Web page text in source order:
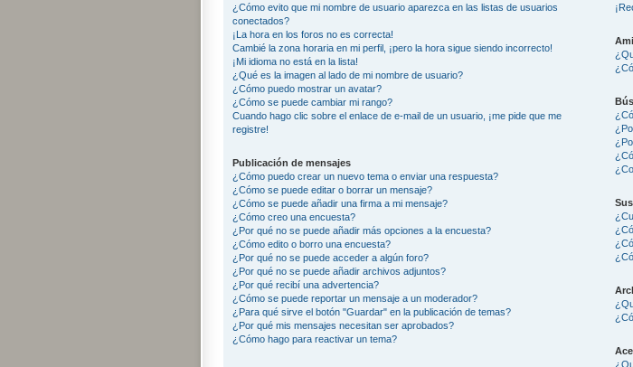
¿Cómo evito que mi nombre de usuario aparezca en las listas de usuarios
conectados?
¡La hora en los foros no es correcta!
Cambié la zona horaria en mi perfil, ¡pero la hora sigue siendo incorrecto!
¡Mi idioma no está en la lista!
¿Qué es la imagen al lado de mi nombre de usuario?
¿Cómo puedo mostrar un avatar?
¿Cómo se puede cambiar mi rango?
Cuando hago clic sobre el enlace de e-mail de un usuario, ¡me pide que me
registre!
Publicación de mensajes
¿Cómo puedo crear un nuevo tema o enviar una respuesta?
¿Cómo se puede editar o borrar un mensaje?
¿Cómo se puede añadir una firma a mi mensaje?
¿Cómo creo una encuesta?
¿Por qué no se puede añadir más opciones a la encuesta?
¿Cómo edito o borro una encuesta?
¿Por qué no se puede acceder a algún foro?
¿Por qué no se puede añadir archivos adjuntos?
¿Por qué recibí una advertencia?
¿Cómo se puede reportar un mensaje a un moderador?
¿Para qué sirve el botón "Guardar" en la publicación de temas?
¿Por qué mis mensajes necesitan ser aprobados?
¿Cómo hago para reactivar un tema?